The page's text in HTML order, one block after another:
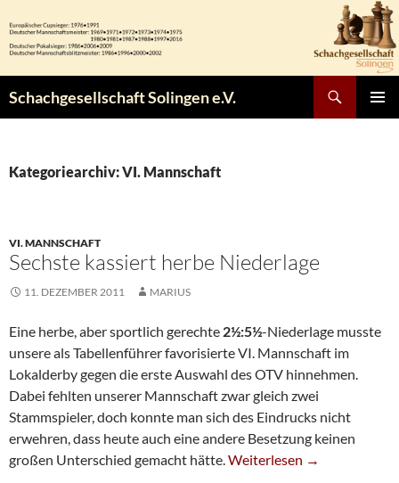
Inhalt
springen
Schachgesellschaft Solingen e.V.
Kategoriearchiv: VI. Mannschaft
VI. MANNSCHAFT
Sechste kassiert herbe Niederlage
11. DEZEMBER 2011 MARIUS
Eine herbe, aber sportlich gerechte 2½:5½-Niederlage musste
unsere als Tabellenführer favorisierte VI. Mannschaft im
Lokalderby gegen die erste Auswahl des OTV hinnehmen.
Dabei fehlten unserer Mannschaft zwar gleich zwei
Stammspieler, doch konnte man sich des Eindrucks nicht
erwehren, dass heute auch eine andere Besetzung keinen
großen Unterschied gemacht hätte.Sechste Kassiert Herbe
Weiterlesen →